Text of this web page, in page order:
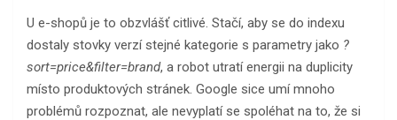
U e-shopů je to obzvlášť citlivé. Stačí, aby se do indexu
dostaly stovky verzí stejné kategorie s parametry jako ?
sort=price&filter=brand, a robot utratí energii na duplicity
místo produktových stránek. Google sice umí mnoho
problémů rozpoznat, ale nevyplatí se spoléhat na to, že si